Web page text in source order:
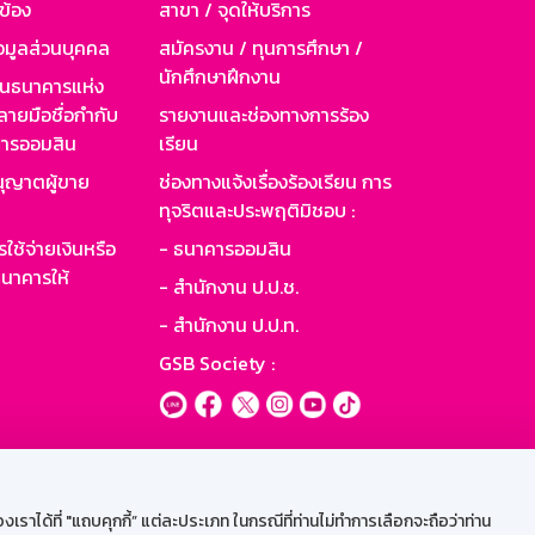
ได้ที่ "แถบคุกกี้” แต่ละประเภท ในกรณีที่ท่านไม่ทำการเลือกจะถือว่าท่าน
อง
มูลส่วนบุคคล
นาคารแห่ง
ายมือชื่อกำกับ
รออมสิน
ญาตผู้ขาย
ช้จ่ายเงินหรือ
คารให้
สาขา / จุดให้บริการ
สมัครงาน / ทุนการศึกษา /
นักศึกษาฝึกงาน
รายงานและช่องทางการร้อง
เรียน
ช่องทางแจ้งเรื่องร้องเรียน การ
ทุจริตและประพฤติมิชอบ :
- ธนาคารออมสิน
- สำนักงาน ป.ป.ช.
- สำนักงาน ป.ป.ท.
GSB Society :